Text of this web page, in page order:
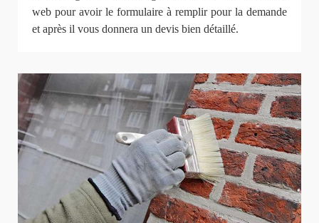
web pour avoir le formulaire à remplir pour la demande
et après il vous donnera un devis bien détaillé.